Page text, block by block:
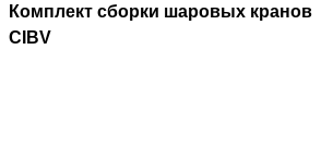
Комплект сборки шаровых кранов
CIBV